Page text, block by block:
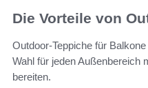
Die Vorteile von
Outdoor-Teppiche für
Wahl für jeden Außenbereich
bereiten.